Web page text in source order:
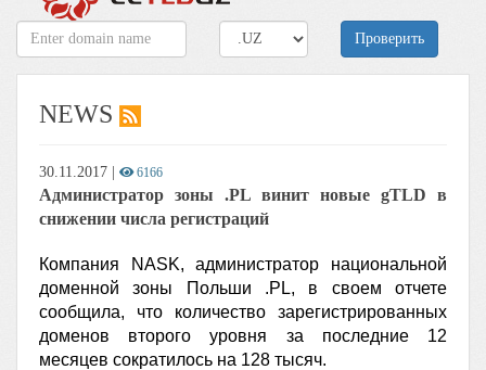
Проверить
NEWS
30.11.2017 6166
Администратор зоны .PL винит новые gTLD в
снижении числа регистраций
Компания NASK, администратор национальной
доменной зоны Польши .PL, в своем отчете
сообщила, что количество зарегистрированных
доменов второго уровня за последние 12
месяцев сократилось на 128 тысяч.